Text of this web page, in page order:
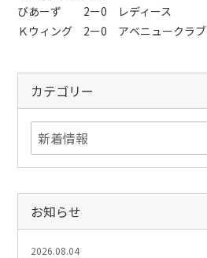
びあーず 2ー0 レディース
Ｋウィング 2ー0 アベニュークラブ
カテゴリー
お知らせ
2026.08.04